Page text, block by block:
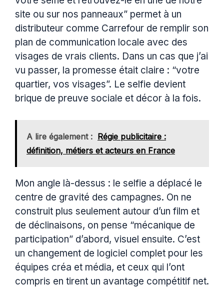
site ou sur nos panneaux” permet à un
distributeur comme Carrefour de remplir son
plan de communication locale avec des
visages de vrais clients. Dans un cas que j’ai
vu passer, la promesse était claire : “votre
quartier, vos visages”. Le selfie devient
brique de preuve sociale et décor à la fois.
A lire également : Régie publicitaire :
définition, métiers et acteurs en France
Mon angle là-dessus : le selfie a déplacé le
centre de gravité des campagnes. On ne
construit plus seulement autour d’un film et
de déclinaisons, on pense “mécanique de
participation” d’abord, visuel ensuite. C’est
un changement de logiciel complet pour les
équipes créa et média, et ceux qui l’ont
compris en tirent un avantage compétitif net.